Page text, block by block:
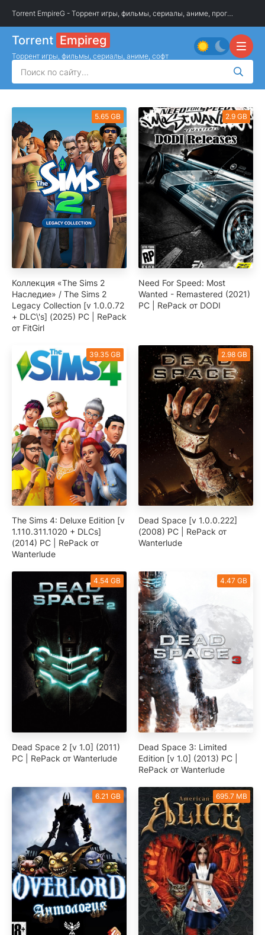
Torrent Empireg
Торрент игры, фильмы, сериалы, аниме, софт
5.65 GB
Коллекция «The Sims 2
Наследие» / The Sims 2
Legacy Collection [v 1.0.0.72
+ DLC\'s] (2025) PC | RePack
от FitGirl
2.9 GB
Need For Speed: Most
Wanted - Remastered (2021)
PC | RePack от DODI
39.35 GB
The Sims 4: Deluxe Edition [v
1.110.311.1020 + DLCs]
(2014) PC | RePack от
Wanterlude
2.98 GB
Dead Space [v 1.0.0.222]
(2008) PC | RePack от
Wanterlude
4.54 GB
Dead Space 2 [v 1.0] (2011)
PC | RePack от Wanterlude
4.47 GB
Dead Space 3: Limited
Edition [v 1.0] (2013) PC |
RePack от Wanterlude
6.21 GB 695.7 MB